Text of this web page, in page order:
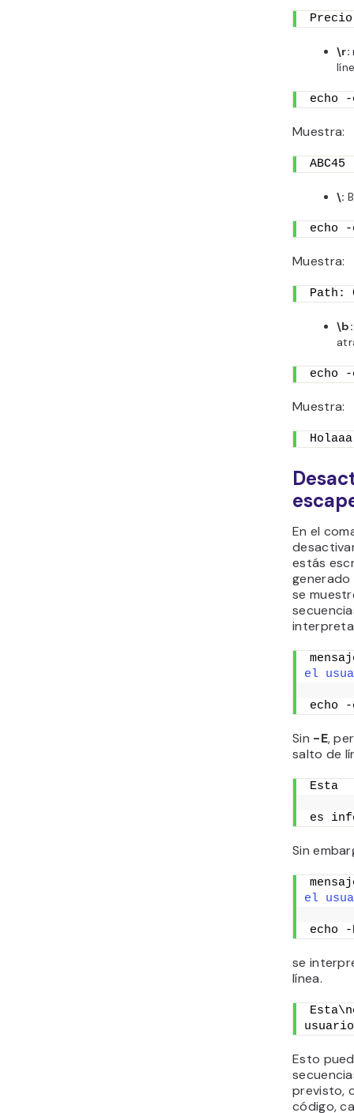
\r:
echo
Muestra:
ABC45
\:
echo
Muestra:
Path:
\b:
echo
Muestra:
Holaaa
En el
estás
se
el
echo
Sin -E,
salto de
Esta
es
Sin
el
echo
se
línea.
usuario
Esto
previsto,
código,